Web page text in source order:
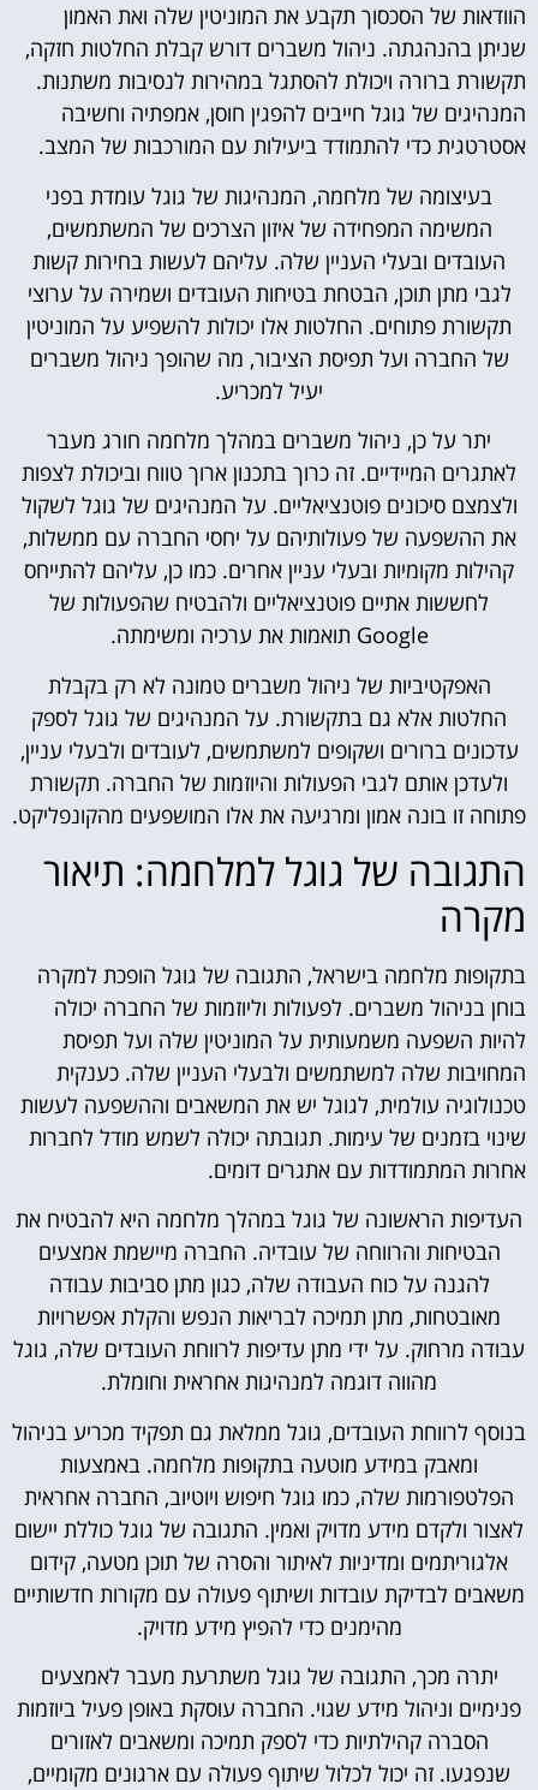
הוודאות של הסכסוך תקבע את המוניטין שלה ואת האמון
שניתן בהנהגתה. ניהול משברים דורש קבלת החלטות חזקה,
תקשורת ברורה ויכולת להסתגל במהירות לנסיבות משתנות.
המנהיגים של גוגל חייבים להפגין חוסן, אמפתיה וחשיבה
אסטרטגית כדי להתמודד ביעילות עם המורכבות של המצב.
בעיצומה של מלחמה, המנהיגות של גוגל עומדת בפני
המשימה המפחידה של איזון הצרכים של המשתמשים,
העובדים ובעלי העניין שלה. עליהם לעשות בחירות קשות
לגבי מתן תוכן, הבטחת בטיחות העובדים ושמירה על ערוצי
תקשורת פתוחים. החלטות אלו יכולות להשפיע על המוניטין
של החברה ועל תפיסת הציבור, מה שהופך ניהול משברים
יעיל למכריע.
יתר על כן, ניהול משברים במהלך מלחמה חורג מעבר
לאתגרים המיידיים. זה כרוך בתכנון ארוך טווח וביכולת לצפות
ולצמצם סיכונים פוטנציאליים. על המנהיגים של גוגל לשקול
את ההשפעה של פעולותיהם על יחסי החברה עם ממשלות,
קהילות מקומיות ובעלי עניין אחרים. כמו כן, עליהם להתייחס
לחששות אתיים פוטנציאליים ולהבטיח שהפעולות של
Google תואמות את ערכיה ומשימתה.
האפקטיביות של ניהול משברים טמונה לא רק בקבלת
החלטות אלא גם בתקשורת. על המנהיגים של גוגל לספק
עדכונים ברורים ושקופים למשתמשים, לעובדים ולבעלי עניין,
ולעדכן אותם לגבי הפעולות והיוזמות של החברה. תקשורת
פתוחה זו בונה אמון ומרגיעה את אלו המושפעים מהקונפליקט.
התגובה של גוגל למלחמה: תיאור
מקרה
בתקופות מלחמה בישראל, התגובה של גוגל הופכת למקרה
בוחן בניהול משברים. לפעולות וליוזמות של החברה יכולה
להיות השפעה משמעותית על המוניטין שלה ועל תפיסת
המחויבות שלה למשתמשים ולבעלי העניין שלה. כענקית
טכנולוגיה עולמית, לגוגל יש את המשאבים וההשפעה לעשות
שינוי בזמנים של עימות. תגובתה יכולה לשמש מודל לחברות
אחרות המתמודדות עם אתגרים דומים.
העדיפות הראשונה של גוגל במהלך מלחמה היא להבטיח את
הבטיחות והרווחה של עובדיה. החברה מיישמת אמצעים
להגנה על כוח העבודה שלה, כגון מתן סביבות עבודה
מאובטחות, מתן תמיכה לבריאות הנפש והקלת אפשרויות
עבודה מרחוק. על ידי מתן עדיפות לרווחת העובדים שלה, גוגל
מהווה דוגמה למנהיגות אחראית וחומלת.
בנוסף לרווחת העובדים, גוגל ממלאת גם תפקיד מכריע בניהול
ומאבק במידע מוטעה בתקופות מלחמה. באמצעות
הפלטפורמות שלה, כמו גוגל חיפוש ויוטיוב, החברה אחראית
לאצור ולקדם מידע מדויק ואמין. התגובה של גוגל כוללת יישום
אלגוריתמים ומדיניות לאיתור והסרה של תוכן מטעה, קידום
משאבים לבדיקת עובדות ושיתוף פעולה עם מקורות חדשותיים
מהימנים כדי להפיץ מידע מדויק.
יתרה מכך, התגובה של גוגל משתרעת מעבר לאמצעים
פנימיים וניהול מידע שגוי. החברה עוסקת באופן פעיל ביוזמות
הסברה קהילתיות כדי לספק תמיכה ומשאבים לאזורים
שנפגעו. זה יכול לכלול שיתוף פעולה עם ארגונים מקומיים,